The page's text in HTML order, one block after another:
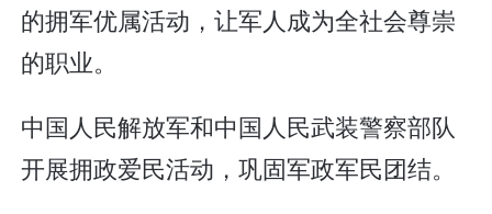
的拥军优属活动，让军人成为全社会尊崇
的职业。
中国人民解放军和中国人民武装警察部队
开展拥政爱民活动，巩固军政军民团结。